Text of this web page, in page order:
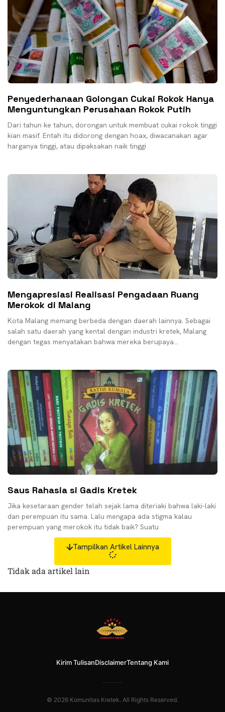
Penyederhanaan Golongan Cukai Rokok Hanya
Menguntungkan Perusahaan Rokok Putih
Dari tahun ke tahun, dorongan untuk membuat cukai rokok tinggi
kian masif. Entah itu didorong dengan hoax, diwacanakan agar
harganya tinggi, atau dipaksakan naik tinggi
Mengapresiasi Realisasi Pengadaan Ruang
Merokok di Malang
Kota Malang memang berbeda dengan daerah lainnya. Sebagai
salah satu daerah yang kental dengan industri kretek, Malang
dengan tegas menyatakan bahwa mereka berupaya
Saus Rahasia si Gadis Kretek
Jika kesetaraan gender telah sejak lama diteriaki bahwa laki-laki
dan perempuan itu sama. Lalu mengapa ada stigma kalau
perempuan yang merokok itu tidak baik? Suatu
Tampilkan Artikel Lainnya
Tidak ada artikel lain
Kirim TulisanDisclaimerTentang Kami
© 2026 Komunitas Kretek. All Rights Reserved.